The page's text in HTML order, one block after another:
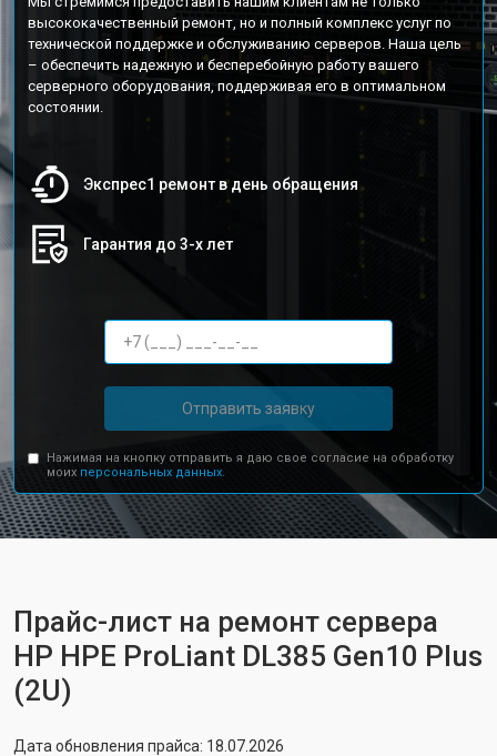
высококачественный ремонт, но и полный комплекс услуг по
технической поддержке и обслуживанию серверов. Наша цель
– обеспечить надежную и бесперебойную работу вашего
серверного оборудования, поддерживая его в оптимальном
состоянии.
Экспрес1 ремонт в день обращения
Гарантия до 3-х лет
Отправить заявку
Нажимая на кнопку отправить я даю свое согласие на обработку
моих персональных данных.
Прайс-лист на ремонт сервера
HP HPE ProLiant DL385 Gen10 Plus
(2U)
Дата обновления прайса: 18.07.2026